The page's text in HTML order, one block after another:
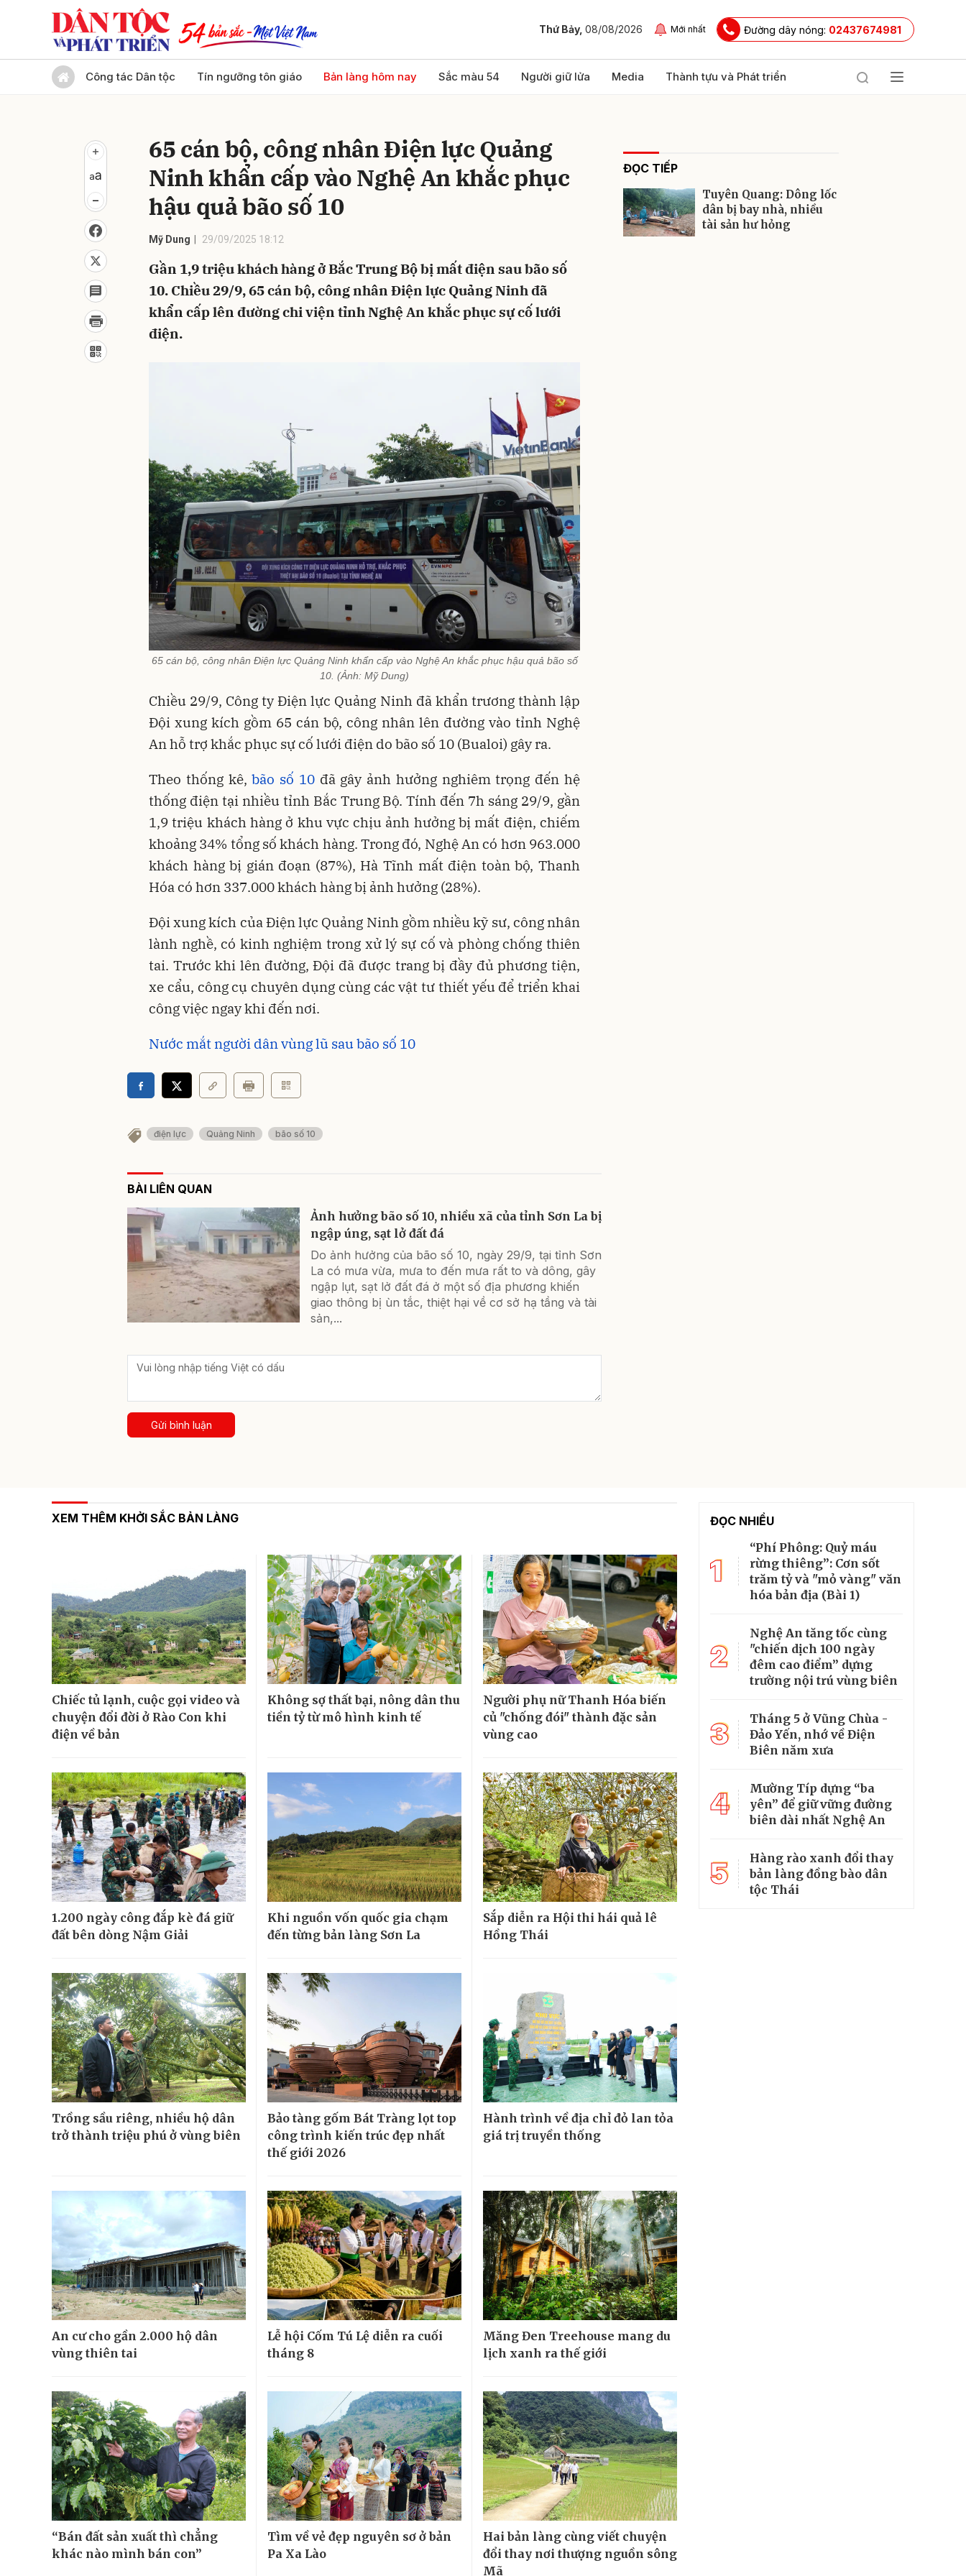
Thứ Bảy, 08/08/2026 Mới nhất Đường dây nóng: 02437674981
Công tác Dân tộc Tín ngưỡng tôn giáo Bản làng hôm nay Sắc màu 54 Người giữ lửa Media Thành tựu và Phát triển
65 cán bộ, công nhân Điện lực Quảng
Ninh khẩn cấp vào Nghệ An khắc phục
hậu quả bão số 10
Mỹ Dung 29/09/2025 18:12
Gần 1,9 triệu khách hàng ở Bắc Trung Bộ bị mất điện sau bão số
10. Chiều 29/9, 65 cán bộ, công nhân Điện lực Quảng Ninh đã
khẩn cấp lên đường chi viện tỉnh Nghệ An khắc phục sự cố lưới
điện.
65 cán bộ, công nhân Điện lực Quảng Ninh khẩn cấp vào Nghệ An khắc phục hậu quả bão số
10. (Ảnh: Mỹ Dung)
Chiều 29/9, Công ty Điện lực Quảng Ninh đã khẩn trương thành lập
Đội xung kích gồm 65 cán bộ, công nhân lên đường vào tỉnh Nghệ
An hỗ trợ khắc phục sự cố lưới điện do bão số 10 (Bualoi) gây ra.
Theo thống kê,bão số 10đã gây ảnh hưởng nghiêm trọng đến hệ
thống điện tại nhiều tỉnh Bắc Trung Bộ. Tính đến 7h sáng 29/9, gần
1,9 triệu khách hàng ở khu vực chịu ảnh hưởng bị mất điện, chiếm
khoảng 34% tổng số khách hàng. Trong đó, Nghệ An có hơn 963.000
khách hàng bị gián đoạn (87%), Hà Tĩnh mất điện toàn bộ, Thanh
Hóa có hơn 337.000 khách hàng bị ảnh hưởng (28%).
Đội xung kích của Điện lực Quảng Ninh gồm nhiều kỹ sư, công nhân
lành nghề, có kinh nghiệm trong xử lý sự cố và phòng chống thiên
tai. Trước khi lên đường, Đội đã được trang bị đầy đủ phương tiện,
xe cẩu, công cụ chuyên dụng cùng các vật tư thiết yếu để triển khai
công việc ngay khi đến nơi.
Nước mắt người dân vùng lũ sau bão số 10
điện lực Quảng Ninh bão số 10
BÀI LIÊN QUAN
Ảnh hưởng bão số 10, nhiều xã của tỉnh Sơn La bị
ngập úng, sạt lở đất đá
Do ảnh hưởng của bão số 10, ngày 29/9, tại tỉnh Sơn
La có mưa vừa, mưa to đến mưa rất to và dông, gây
ngập lụt, sạt lở đất đá ở một số địa phương khiến
giao thông bị ùn tắc, thiệt hại về cơ sở hạ tầng và tài
sản,...
Gửi bình luận
ĐỌC TIẾP
Tuyên Quang: Dông lốc
dân bị bay nhà, nhiều
tài sản hư hỏng
XEM THÊM KHỞI SẮC BẢN LÀNG
Chiếc tủ lạnh, cuộc gọi video và
chuyện đổi đời ở Rào Con khi
điện về bản
Không sợ thất bại, nông dân thu
tiền tỷ từ mô hình kinh tế
Người phụ nữ Thanh Hóa biến
củ "chống đói" thành đặc sản
vùng cao
1.200 ngày công đắp kè đá giữ
đất bên dòng Nậm Giải
Khi nguồn vốn quốc gia chạm
đến từng bản làng Sơn La
Sắp diễn ra Hội thi hái quả lê
Hồng Thái
Trồng sầu riêng, nhiều hộ dân
trở thành triệu phú ở vùng biên
Bảo tàng gốm Bát Tràng lọt top
công trình kiến trúc đẹp nhất
thế giới 2026
Hành trình về địa chỉ đỏ lan tỏa
giá trị truyền thống
An cư cho gần 2.000 hộ dân
vùng thiên tai
Lễ hội Cốm Tú Lệ diễn ra cuối
tháng 8
Măng Đen Treehouse mang du
lịch xanh ra thế giới
“Bán đất sản xuất thì chẳng
khác nào mình bán con”
Tìm về vẻ đẹp nguyên sơ ở bản
Pa Xa Lào
Hai bản làng cùng viết chuyện
đổi thay nơi thượng nguồn sông
Mã
ĐỌC NHIỀU
1
“Phí Phông: Quỷ máu
rừng thiêng”: Cơn sốt
trăm tỷ và "mỏ vàng" văn
hóa bản địa (Bài 1)
2
Nghệ An tăng tốc cùng
"chiến dịch 100 ngày
đêm cao điểm” dựng
trường nội trú vùng biên
3
Tháng 5 ở Vũng Chùa -
Đảo Yến, nhớ về Điện
Biên năm xưa
4
Mường Típ dựng “ba
yên” để giữ vững đường
biên dài nhất Nghệ An
5
Hàng rào xanh đổi thay
bản làng đồng bào dân
tộc Thái
Gửi bình luận
Gửi